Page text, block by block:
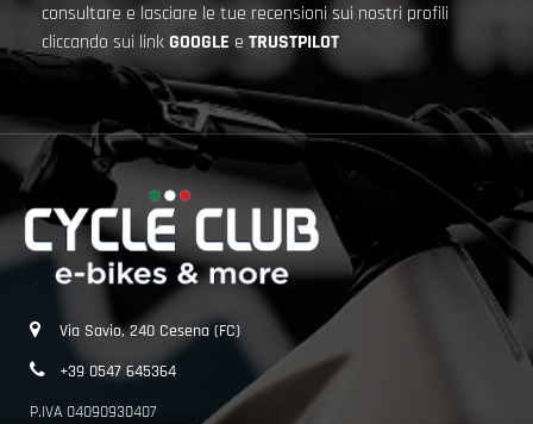
consultare e lasciare le tue recensioni sui nostri profili
cliccando sui linkGOOGLE e TRUSTPILOT
Via Savio, 240 Cesena (FC)
+39 0547 645364
P.IVA 04090930407